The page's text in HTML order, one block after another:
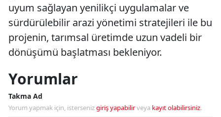
uyum sağlayan yenilikçi uygulamalar ve
sürdürülebilir arazi yönetimi stratejileri ile bu
projenin, tarımsal üretimde uzun vadeli bir
dönüşümü başlatması bekleniyor.
Yorumlar
Takma Ad
Yorum yapmak için, istersenizgiriş yapabilirveya kayıt olabilirsiniz.